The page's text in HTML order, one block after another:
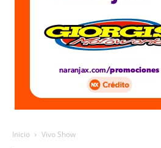
Inicio Vivo Show